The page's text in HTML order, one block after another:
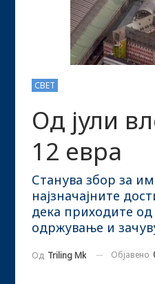
СВЕТ
Од јули
12 евра
Станува збор за
најзначајните
дека приходите
одржување и
Од Triling Mk Објавено